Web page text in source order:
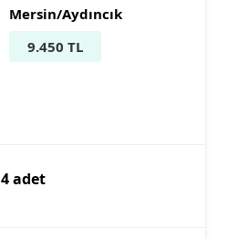
Mersin/Aydıncık
9.450 TL
4 adet